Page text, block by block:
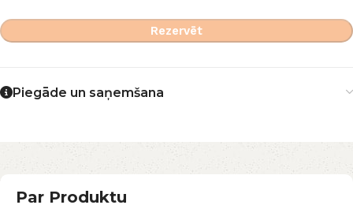
Rezervēt
Piegāde un saņemšana
Par Produktu